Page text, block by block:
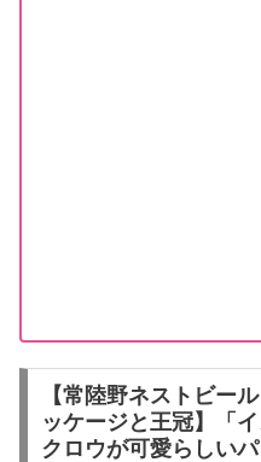
【常陸野ネストビー
ッケージと王冠】「
クロウが可愛らしいパ